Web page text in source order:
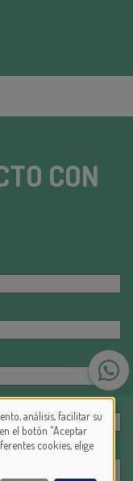
CON
análisis, facilitar su
el botón "Aceptar
cookies, elige